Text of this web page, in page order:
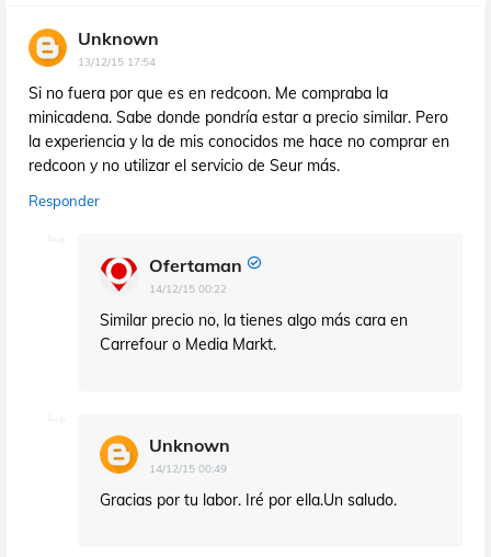
Unknown
13/12/15 17:54
Si no fuera por que es en redcoon. Me compraba la
minicadena. Sabe donde pondría estar a precio similar. Pero
la experiencia y la de mis conocidos me hace no comprar en
redcoon y no utilizar el servicio de Seur más.
Responder
Ofertaman
14/12/15 00:22
Similar precio no, la tienes algo más cara en
Carrefour o Media Markt.
Unknown
14/12/15 00:49
Gracias por tu labor. Iré por ella.Un saludo.